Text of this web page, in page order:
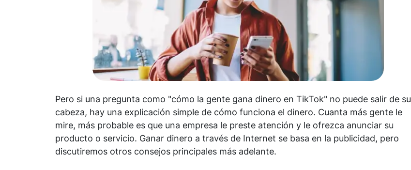
Pero si una pregunta como "cómo la gente gana dinero en TikTok" no puede salir de su
cabeza, hay una explicación simple de cómo funciona el dinero. Cuanta más gente le
mire, más probable es que una empresa le preste atención y le ofrezca anunciar su
producto o servicio. Ganar dinero a través de Internet se basa en la publicidad, pero
discutiremos otros consejos principales más adelante.